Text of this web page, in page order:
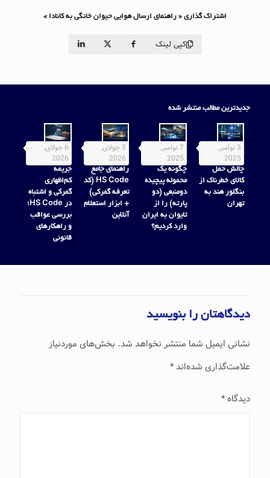
اشتراک گذاری « راهنمای ارسال هوایی حیوان خانگی به کانادا »
کپی لینک
جدیدترین مطالب منتشر شده
6 جولای,
2026
جریمه
کم‌اظهاری
گمرکی و اشتباه
در HS Code؛
بررسی عواقب
و راهکارهای
قانونی
5 جولای,
2026
راهنمای جامع
HS Code (کد
تعرفه گمرکی)
+ ابزار استعلام
آنلاین
7 نوامبر,
2025
چگونه یک
محموله پیچیده
دومنبعی (دو
پارته) را از
تایوان به ایران
وارد کردیم؟
3 نوامبر,
2025
چالش حمل
کالای خطرناک از
بنگلور هند به
تهران
دیدگاهتان را بنویسید
نشانی ایمیل شما منتشر نخواهد شد. بخش‌های موردنیاز
علامت‌گذاری شده‌اند*
دیدگاه*